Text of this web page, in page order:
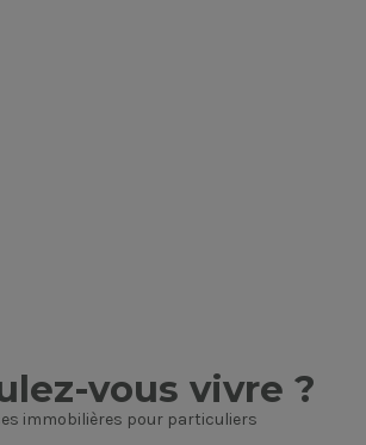
vous vivre ?
immobilières pour particuliers